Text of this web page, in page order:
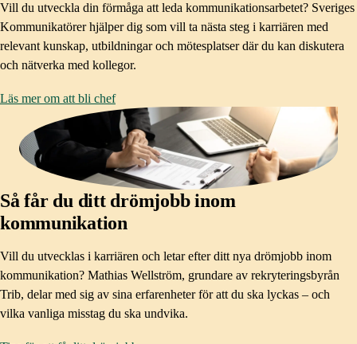
Vill du utveckla din förmåga att leda kommunikationsarbetet? Sveriges
Kommunikatörer hjälper dig som vill ta nästa steg i karriären med
relevant kunskap, utbildningar och mötesplatser där du kan diskutera
och nätverka med kollegor.
Läs mer om att bli chef
Så får du ditt drömjobb inom
kommunikation
Vill du utvecklas i karriären och letar efter ditt nya drömjobb inom
kommunikation? Mathias Wellström, grundare av rekryteringsbyrån
Trib, delar med sig av sina erfarenheter för att du ska lyckas – och
vilka vanliga misstag du ska undvika.